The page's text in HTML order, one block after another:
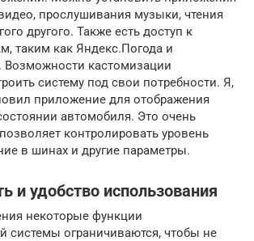
прослушивания музыки, чтения
другого. Также есть доступ к
таким как Яндекс.Погода и
кастомизации
систему под свои потребности. Я,
приложение для отображения
автомобиля. Это очень
контролировать уровень
в шинах и другие параметры.
и удобство использования
некоторые функции
системы ограничиваются, чтобы не